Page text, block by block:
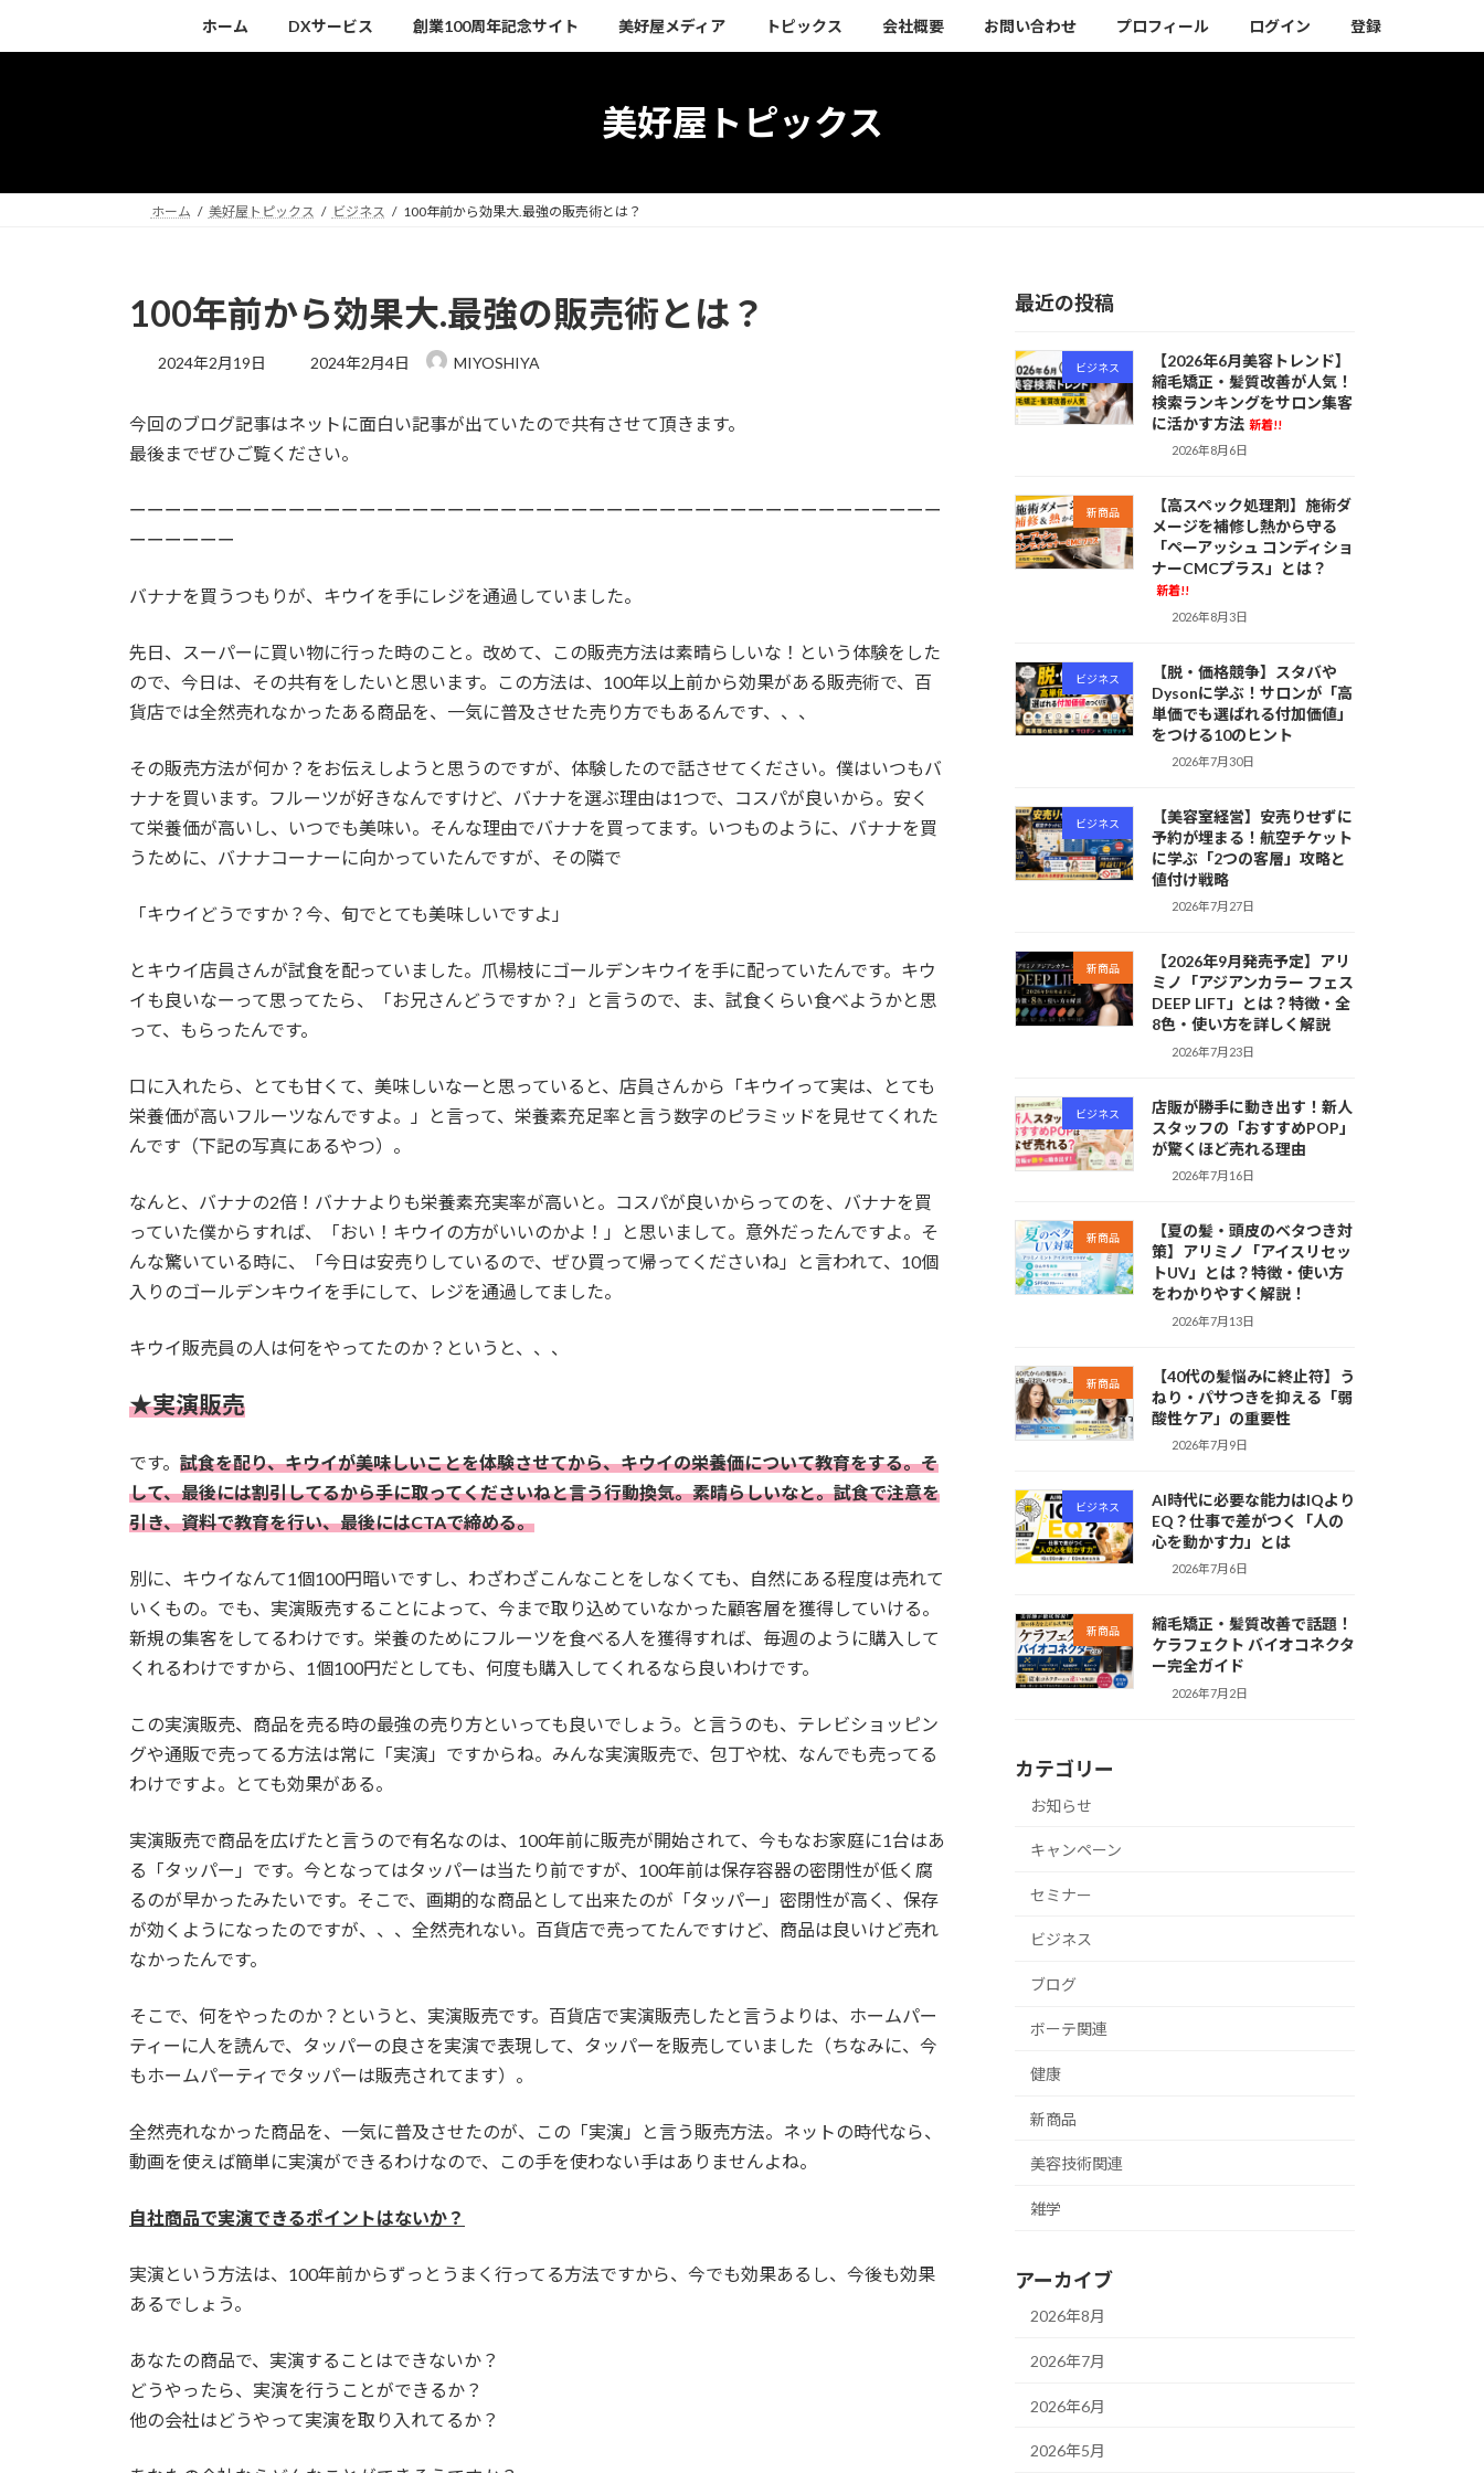
キ
に
ホーム DXサービス 創業100周年記念サイト 美好屋メディア トピックス 会社概要 お問い合わせ プロフィール ログイン 登録
美好屋トピックス
ホーム 美好屋トピックス ビジネス 100年前から効果大.最強の販売術とは？
100年前から効果大.最強の販売術とは？
2024年2月19日
最
新
日
時
2024年2月4日 MIYOSHIYA
今回のブログ記事はネットに面白い記事が出ていたので共有させて頂きます。
最後までぜひご覧ください。
ーーーーーーーーーーーーーーーーーーーーーーーーーーーーーーーーーーーーーーーーーーーーーー
ーーーーーー
バナナを買うつもりが、キウイを手にレジを通過していました。
先日、スーパーに買い物に行った時のこと。改めて、この販売方法は素晴らしいな！という体験をした
ので、今日は、その共有をしたいと思います。この方法は、100年以上前から効果がある販売術で、百
貨店では全然売れなかったある商品を、一気に普及させた売り方でもあるんです、、、
その販売方法が何か？をお伝えしようと思うのですが、体験したので話させてください。僕はいつもバ
ナナを買います。フルーツが好きなんですけど、バナナを選ぶ理由は1つで、コスパが良いから。安く
て栄養価が高いし、いつでも美味い。そんな理由でバナナを買ってます。いつものように、バナナを買
うために、バナナコーナーに向かっていたんですが、その隣で
「キウイどうですか？今、旬でとても美味しいですよ」
とキウイ店員さんが試食を配っていました。爪楊枝にゴールデンキウイを手に配っていたんです。キウ
イも良いなーって思ってたら、「お兄さんどうですか？」と言うので、ま、試食くらい食べようかと思
って、もらったんです。
口に入れたら、とても甘くて、美味しいなーと思っていると、店員さんから「キウイって実は、とても
栄養価が高いフルーツなんですよ。」と言って、栄養素充足率と言う数字のピラミッドを見せてくれた
んです（下記の写真にあるやつ）。
なんと、バナナの2倍！バナナよりも栄養素充実率が高いと。コスパが良いからってのを、バナナを買
っていた僕からすれば、「おい！キウイの方がいいのかよ！」と思いまして。意外だったんですよ。そ
んな驚いている時に、「今日は安売りしているので、ぜひ買って帰ってくださいね」と言われて、10個
入りのゴールデンキウイを手にして、レジを通過してました。
キウイ販売員の人は何をやってたのか？というと、、、
★実演販売
です。 試食を配り、キウイが美味しいことを体験させてから、キウイの栄養価について教育をする。そ
して、最後には割引してるから手に取ってくださいねと言う行動換気。素晴らしいなと。試食で注意を
引き、資料で教育を行い、最後にはCTAで締める。
別に、キウイなんて1個100円暗いですし、わざわざこんなことをしなくても、自然にある程度は売れて
いくもの。でも、実演販売することによって、今まで取り込めていなかった顧客層を獲得していける。
新規の集客をしてるわけです。栄養のためにフルーツを食べる人を獲得すれば、毎週のように購入して
くれるわけですから、1個100円だとしても、何度も購入してくれるなら良いわけです。
この実演販売、商品を売る時の最強の売り方といっても良いでしょう。と言うのも、テレビショッピン
グや通販で売ってる方法は常に「実演」ですからね。みんな実演販売で、包丁や枕、なんでも売ってる
わけですよ。とても効果がある。
実演販売で商品を広げたと言うので有名なのは、100年前に販売が開始されて、今もなお家庭に1台はあ
る「タッパー」です。今となってはタッパーは当たり前ですが、100年前は保存容器の密閉性が低く腐
るのが早かったみたいです。そこで、画期的な商品として出来たのが「タッパー」密閉性が高く、保存
が効くようになったのですが、、、全然売れない。百貨店で売ってたんですけど、商品は良いけど売れ
なかったんです。
そこで、何をやったのか？というと、実演販売です。百貨店で実演販売したと言うよりは、ホームパー
ティーに人を読んで、タッパーの良さを実演で表現して、タッパーを販売していました（ちなみに、今
もホームパーティでタッパーは販売されてます）。
全然売れなかった商品を、一気に普及させたのが、この「実演」と言う販売方法。ネットの時代なら、
動画を使えば簡単に実演ができるわけなので、この手を使わない手はありませんよね。
自社商品で実演できるポイントはないか？
実演という方法は、100年前からずっとうまく行ってる方法ですから、今でも効果あるし、今後も効果
あるでしょう。
あなたの商品で、実演することはできないか？
どうやったら、実演を行うことができるか？
他の会社はどうやって実演を取り入れてるか？
最近の投稿
ビジネス
【2026年6月美容トレンド】
縮毛矯正・髪質改善が人気！
検索ランキングをサロン集客
に活かす方法 新着!!
2026年8月6日
新商品
【高スペック処理剤】施術ダ
メージを補修し熱から守る
「ペーアッシュ コンディショ
ナーCMCプラス」とは？
新着!!
2026年8月3日
ビジネス
【脱・価格競争】スタバや
Dysonに学ぶ！サロンが「高
単価でも選ばれる付加価値」
をつける10のヒント
2026年7月30日
ビジネス
【美容室経営】安売りせずに
予約が埋まる！航空チケット
に学ぶ「2つの客層」攻略と
値付け戦略
2026年7月27日
新商品
【2026年9月発売予定】アリ
ミノ「アジアンカラー フェス
DEEP LIFT」とは？特徴・全
8色・使い方を詳しく解説
2026年7月23日
ビジネス
店販が勝手に動き出す！新人
スタッフの「おすすめPOP」
が驚くほど売れる理由
2026年7月16日
新商品
【夏の髪・頭皮のベタつき対
策】アリミノ「アイスリセッ
トUV」とは？特徴・使い方
をわかりやすく解説！
2026年7月13日
新商品
【40代の髪悩みに終止符】う
ねり・パサつきを抑える「弱
酸性ケア」の重要性
2026年7月9日
ビジネス
AI時代に必要な能力はIQより
EQ？仕事で差がつく「人の
心を動かす力」とは
2026年7月6日
新商品
縮毛矯正・髪質改善で話題！
ケラフェクト バイオコネクタ
ー完全ガイド
2026年7月2日
カテゴリー
お知らせ
キャンペーン
セミナー
ビジネス
ブログ
ボーテ関連
健康
新商品
美容技術関連
雑学
アーカイブ
2026年8月
2026年7月
2026年6月
2026年5月